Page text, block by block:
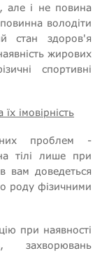
але і не повина
володіти
стан здоров'я
жирових
спортивні
імовірність
проблем -
тілі лише при
вам доведеться
роду фізичними
при наявності
захворювань